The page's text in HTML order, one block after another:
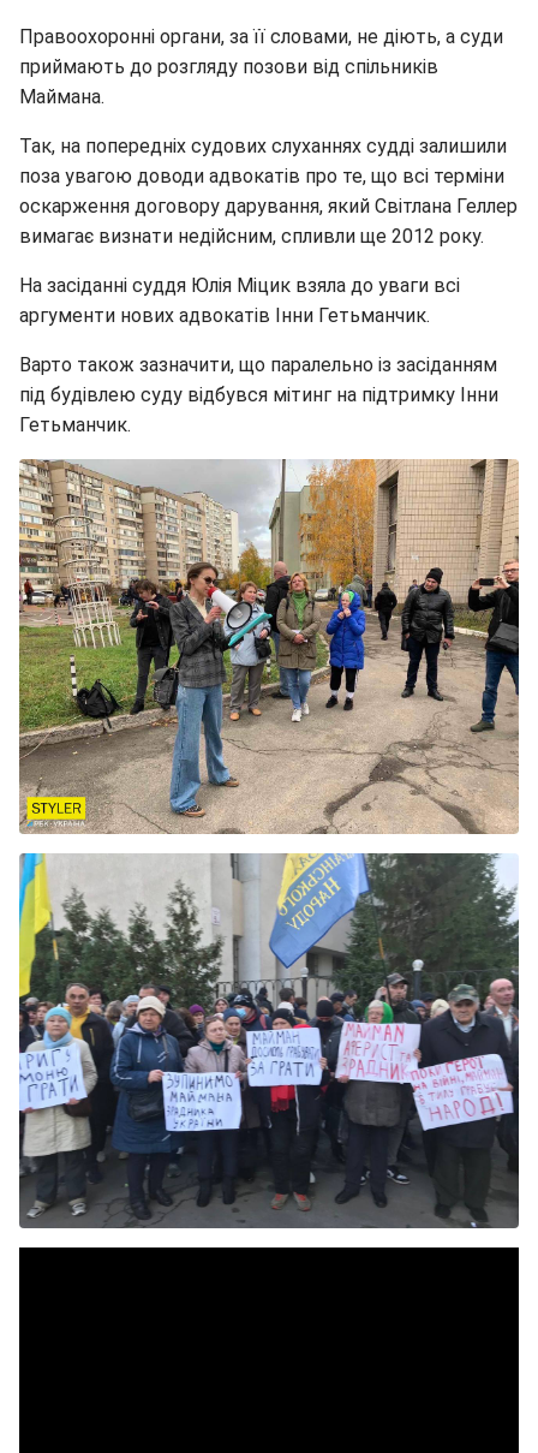
Правоохоронні органи, за її словами, не діють, а суди
приймають до розгляду позови від спільників
Маймана.
Так, на попередніх судових слуханнях судді залишили
поза увагою доводи адвокатів про те, що всі терміни
оскарження договору дарування, який Світлана Геллер
вимагає визнати недійсним, спливли ще 2012 року.
На засіданні суддя Юлія Міцик взяла до уваги всі
аргументи нових адвокатів Інни Гетьманчик.
Варто також зазначити, що паралельно із засіданням
під будівлею суду відбувся мітинг на підтримку Інни
Гетьманчик.